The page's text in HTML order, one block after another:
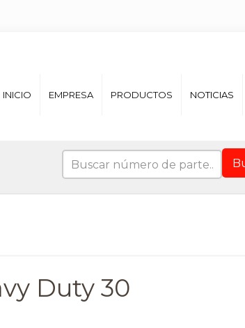
INICIO EMPRESA PRODUCTOS NOTICIAS
Duty 30